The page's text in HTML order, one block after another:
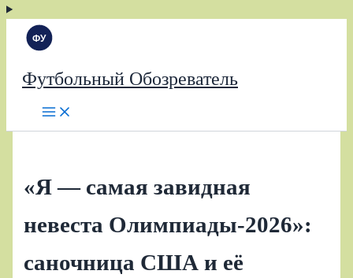
Футбольный Обозреватель
«Я — самая завидная
невеста Олимпиады‑2026»:
саночница США и её